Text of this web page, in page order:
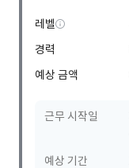
레벨
경력
예상 금액
근무 시작일
예상 기간